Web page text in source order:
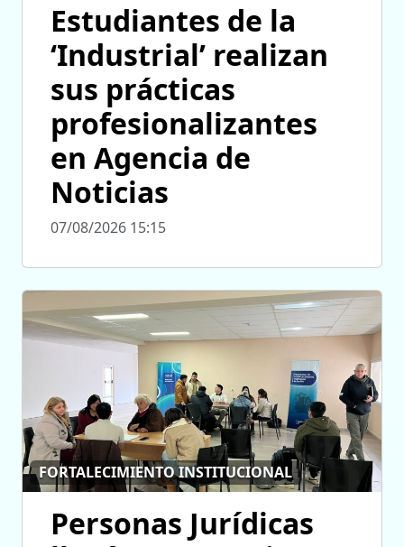
Estudiantes de la
‘Industrial’ realizan
sus prácticas
profesionalizantes
en Agencia de
Noticias
07/08/2026 15:15
FORTALECIMIENTO INSTITUCIONAL
Personas Jurídicas